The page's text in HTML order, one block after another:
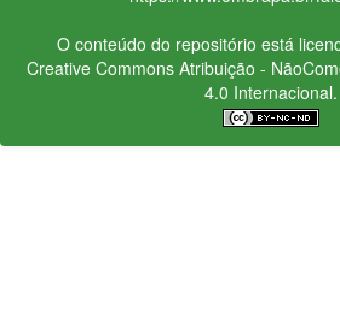
O conteúdo do repositório está
Creative CommonsAtribuição -
4.0 Internacional.